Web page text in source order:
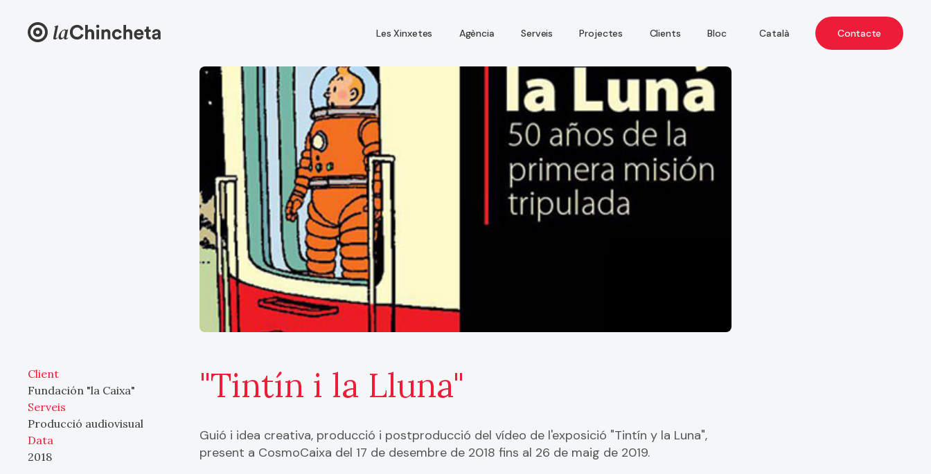
Les Xinxetes Agència Serveis Projectes Clients Bloc Català Contacte
Client
Fundación "la Caixa"
Serveis
Producció audiovisual
Data
2018
"Tintín i la Lluna"
Guió i idea creativa, producció i postproducció del vídeo de l'exposició "Tintín y la Luna",
present a CosmoCaixa del 17 de desembre de 2018 fins al 26 de maig de 2019.